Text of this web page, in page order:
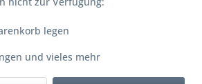
legen
und vieles mehr